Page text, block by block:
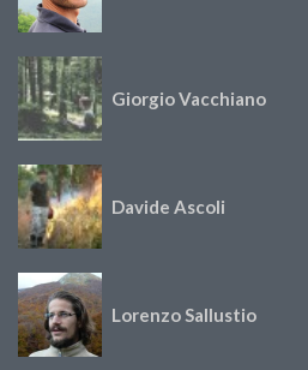
Giorgio Vacchiano
Davide Ascoli
Lorenzo Sallustio